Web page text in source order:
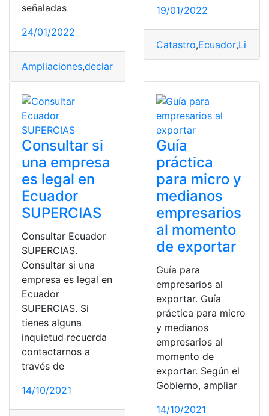
señaladas
24/01/2022
Ampliaciones,declaración de impuestos
19/01/2022
Catastro,Ecuador,
Consultar si
una empresa
es legal en
Ecuador
SUPERCIAS
Consultar Ecuador
SUPERCIAS.
Consultar si una
empresa es legal en
Ecuador
SUPERCIAS. Si
tienes alguna
inquietud recuerda
contactarnos a
través de
14/10/2021
Guía
práctica
para micro y
medianos
empresarios
al momento
de exportar
Guía para
empresarios al
exportar. Guía
práctica para micro
y medianos
empresarios al
momento de
exportar. Según el
Gobierno, ampliar
14/10/2021